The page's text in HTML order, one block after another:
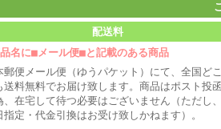
配送料
名に■メール便■と記載のある商品
郵便メール便（ゆうパケット）にて、全国どこ
送料無料でお届け致します。商品はポスト投函
、在宅して待つ必要はございません（ただし、
指定・代金引換はお受け致しかねます）。